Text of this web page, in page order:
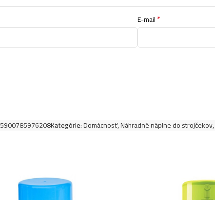
E-mail*
5900785976208Kategórie:Domácnosť,Náhradné náplne do strojčekov,